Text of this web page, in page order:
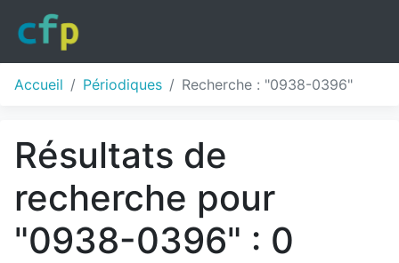
Accueil Périodiques Recherche : "0938-0396"
Résultats de
recherche pour
"0938-0396" : 0